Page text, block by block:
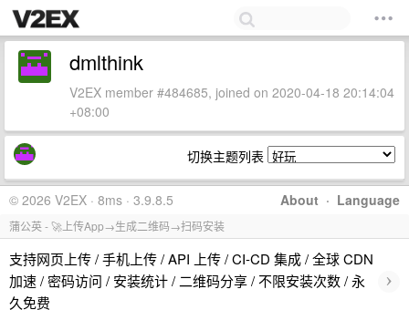
dmlthink
V2EX member #484685, joined on 2020-04-18 20:14:04
+08:00
切换主题列表
About · Language
© 2026 V2EX · 8ms · 3.9.8.5
蒲公英 - 🚀上传App→生成二维码→扫码安装
支持网页上传 / 手机上传 / API 上传 / CI-CD 集成 / 全球 CDN
加速 / 密码访问 / 安装统计 / 二维码分享 / 不限安装次数 / 永
久免费
›